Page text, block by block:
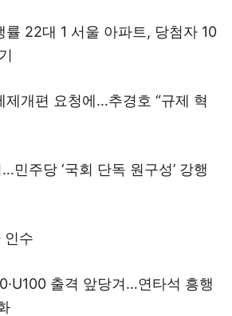
률 22대 1 서울 아파트, 당첨자 10
제개편 요청에…추경호 “규제 혁
민주당 ‘국회 단독 원구성’ 강행
인수
출격 앞당겨…연타석 흥행